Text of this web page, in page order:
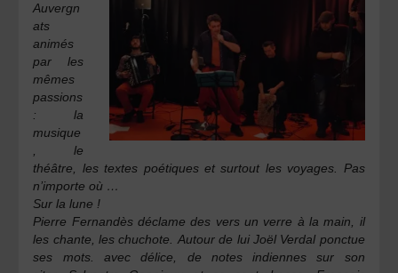
Auvergn
ats
animés
par les
mêmes
passions
: la
musique
, le
théâtre, les textes poétiques et surtout les voyages. Pas
n’importe où …
Sur la lune !
Pierre Fernandèsdéclame des vers un verre à la main, il
les chante, les chuchote.Autour de lui Joël Verdal ponctue
ses mots. avec délice, de notes indiennes sur son